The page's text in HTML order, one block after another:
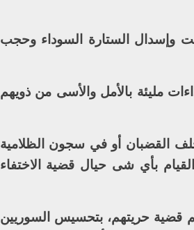
وإسدال الستارة السوداء وحجب
مليئة بالأمل والأسى من ذويهم
القضبان أو في سجون الظلامية
بأي شى حيال قضية الاختفاء
قضية حريتهم، بتحسيس السوريين